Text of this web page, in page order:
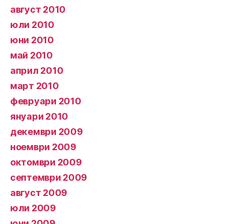
август 2010
юли 2010
юни 2010
май 2010
април 2010
март 2010
февруари 2010
януари 2010
декември 2009
ноември 2009
октомври 2009
септември 2009
август 2009
юли 2009